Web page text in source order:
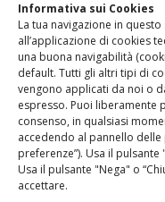
Informativa sui Cookies
La tua navigazione in
all’applicazione di cookies
una buona navigabilità
default. Tutti gli altri tipi di
vengono applicati da noi o
espresso. Puoi liberamente
consenso, in qualsiasi
accedendo al pannello delle
preferenze”). Usa il
Usa il pulsante "Nega" o
accettare.
www.odg.toscana.it –
Firenze al nr. 5208 dell’
Giampaolo Marchini – C.F.
LINK UTILI
PagoPA
Privacy Policy